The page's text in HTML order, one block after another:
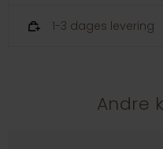
1-3 dages levering
Andre